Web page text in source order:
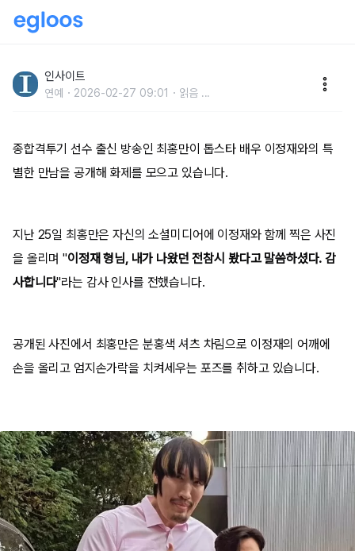
아냐?” 우려 쏟아져
인사이트
연예 2026-02-27 09:01 읽음 ...
종합격투기 선수 출신 방송인 최홍만이 톱스타 배우 이정재와의 특
별한 만남을 공개해 화제를 모으고 있습니다.
지난 25일 최홍만은 자신의 소셜미디어에 이정재와 함께 찍은 사진
을 올리며 "이정재 형님, 내가 나왔던 전참시 봤다고 말씀하셨다. 감
사합니다"라는 감사 인사를 전했습니다.
공개된 사진에서 최홍만은 분홍색 셔츠 차림으로 이정재의 어깨에
손을 올리고 엄지손가락을 치켜세우는 포즈를 취하고 있습니다.